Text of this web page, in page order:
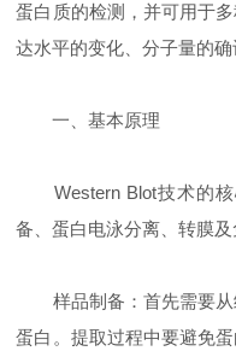
蛋白质的检测，并可用于
达水平的变化、分子量的确
一、基本原理
Western Blot技术的核
备、蛋白电泳分离、转膜及
样品制备：首先需要从
蛋白。提取过程中要避免